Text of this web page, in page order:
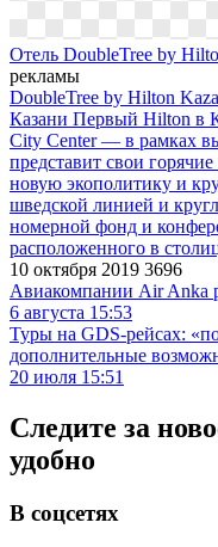
Отель DoubleTree by
рекламы
DoubleTree by Hilton
Казани Первый Hilton в
City Center — в рамках
представит свои
новую экополитику и
шведской линией и
номерной фонд и
расположенного в
10 октября 2019 3696
Авиакомпании Air Anka
6 августа 15:53
Туры на GDS-рейсах:
дополнительные
20 июля 15:51
Следите за
удобно
В соцсетях